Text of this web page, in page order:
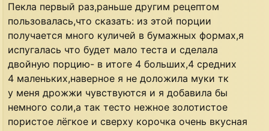
Пекла первый раз,раньше другим рецептом
пользовалась,что сказать: из этой порции
получается много куличей в бумажных формах,я
испугалась что будет мало теста и сделала
двойную порцию- в итоге 4 больших,4 средних
4 маленьких,наверное я не доложила муки тк
у меня дрожжи чувствуются и я добавила бы
немного соли,а так тесто нежное золотистое
пористое лёгкое и сверху корочка очень вкусная